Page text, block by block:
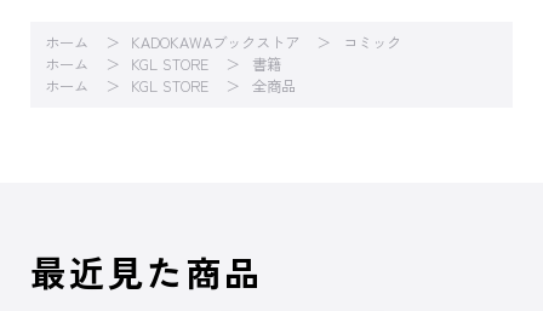
ホーム KADOKAWAブックストア
コミック
ホーム
KGL STORE
書籍
ホーム
KGL STORE 全商品
最近見た商品